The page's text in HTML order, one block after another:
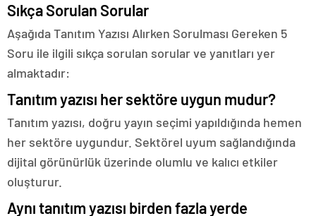
Sıkça Sorulan Sorular
Aşağıda Tanıtım Yazısı Alırken Sorulması Gereken 5
Soru ile ilgili sıkça sorulan sorular ve yanıtları yer
almaktadır:
Tanıtım yazısı her sektöre uygun mudur?
Tanıtım yazısı, doğru yayın seçimi yapıldığında hemen
her sektöre uygundur. Sektörel uyum sağlandığında
dijital görünürlük üzerinde olumlu ve kalıcı etkiler
oluşturur.
Aynı tanıtım yazısı birden fazla yerde